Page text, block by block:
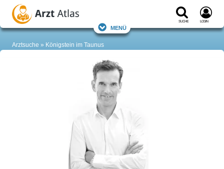
Suche Login
Menü
Arztsuche Königstein im Taunus